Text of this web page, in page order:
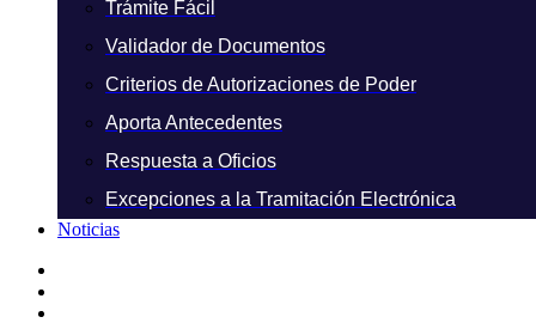
Trámite Fácil
Validador de Documentos
Criterios de Autorizaciones de Poder
Aporta Antecedentes
Respuesta a Oficios
Excepciones a la Tramitación Electrónica
Noticias